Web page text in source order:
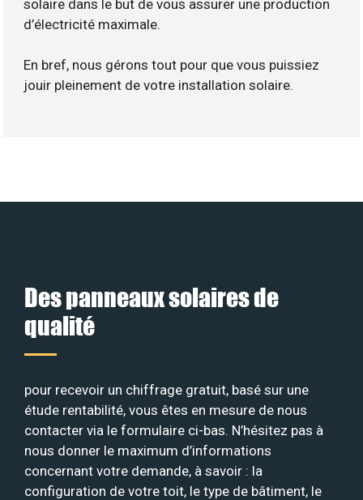
solaire dans le but de vous assurer une production
d’électricité maximale.
En bref, nous gérons tout pour que vous puissiez
jouir pleinement de votre installation solaire.
Des panneaux solaires de
qualité
pour recevoir un chiffrage gratuit, basé sur une
étude rentabilité, vous êtes en mesure de nous
contacter via le formulaire ci-bas. N’hésitez pas à
nous donner le maximum d’informations
concernant votre demande, à savoir : la
configuration de votre toit, le type de bâtiment, le